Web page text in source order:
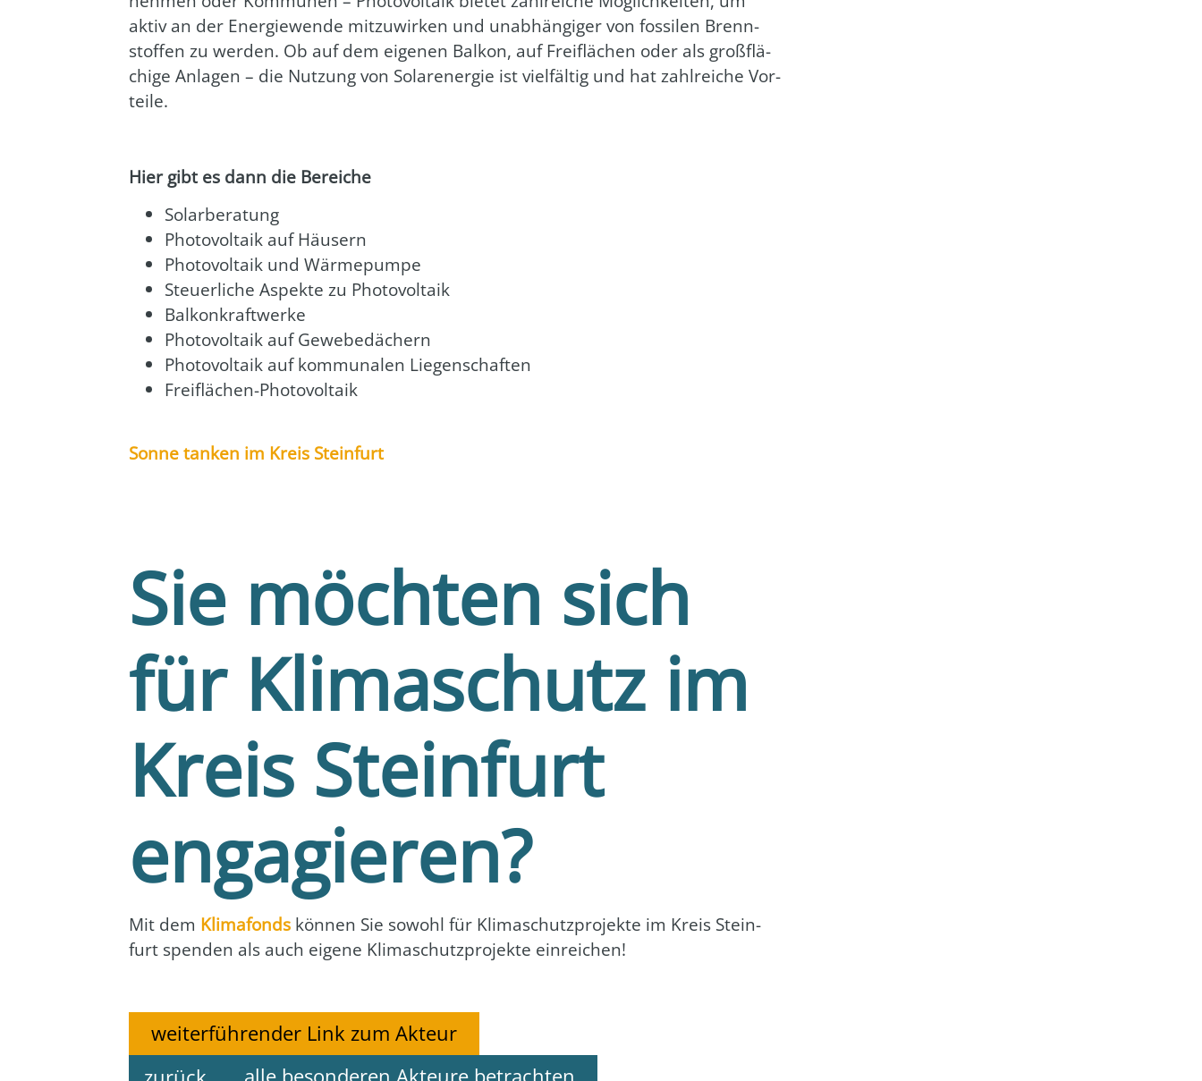
aktiv an der Ener­gie­wen­de mit­zu­wir­ken und unab­hän­gi­ger von fos­si­len Brenn­
stof­fen zu wer­den. Ob auf dem eige­nen Bal­kon, auf Frei­flä­chen oder als groß­flä­
chi­ge Anla­gen – die Nut­zung von Solar­ener­gie ist viel­fäl­tig und hat zahl­rei­che Vor­
tei­le.
Hier gibt es dann die Berei­che
Solar­be­ra­tung
Pho­to­vol­ta­ik auf Häu­sern
Pho­to­vol­ta­ik und Wär­me­pum­pe
Steu­er­li­che Aspek­te zu Pho­to­vol­ta­ik
Bal­kon­kraft­wer­ke
Pho­to­vol­ta­ik auf Gewe­be­dä­chern
Pho­to­vol­ta­ik auf kom­mu­na­len Lie­gen­schaf­ten
Frei­flä­chen-Pho­to­vol­ta­ik
Son­ne tan­ken im Kreis Stein­furt
Sie möchten sich
für Klimaschutz im
Kreis Steinfurt
engagieren?
Mit dem Kli­ma­fonds kön­nen Sie sowohl für Kli­ma­schutz­pro­jek­te im Kreis Stein­
furt spen­den als auch eige­ne Kli­ma­schutz­pro­jek­te ein­rei­chen!
weiterführender Link zum Akteur